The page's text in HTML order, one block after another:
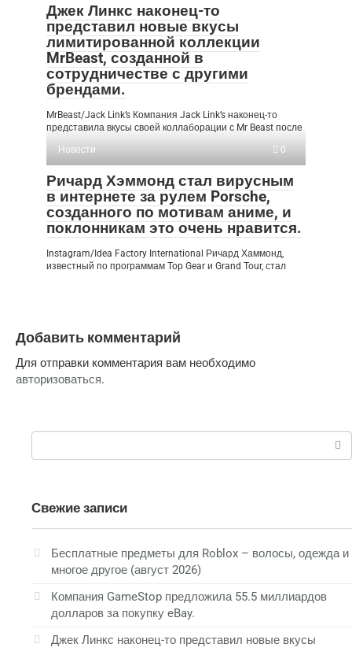
Джек Линкс наконец-то
представил новые вкусы
лимитированной коллекции
MrBeast, созданной в
сотрудничестве с другими
брендами.
MrBeast/Jack Link’s Компания Jack Link’s наконец-то
представила вкусы своей коллаборации с Mr Beast после
Новости
0
Ричард Хэммонд стал вирусным
в интернете за рулем Porsche,
созданного по мотивам аниме, и
поклонникам это очень нравится.
Instagram/Idea Factory International Ричард Хаммонд,
известный по программам Top Gear и Grand Tour, стал
Добавить комментарий
Для отправки комментария вам необходимо
авторизоваться.
Поиск:
Свежие записи
Бесплатные предметы для Roblox – волосы, одежда и
многое другое (август 2026)
Компания GameStop предложила 55.5 миллиардов
долларов за покупку eBay.
Джек Линкс наконец-то представил новые вкусы